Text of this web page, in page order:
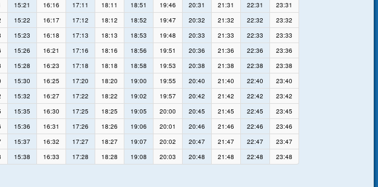
15:21 16:16 17:11 18:11 18:51 19:46 20:31 21:31 22:31
23:31
15:22 16:17 17:12 18:12 18:52 19:47 20:32 21:32 22:32
23:32
15:23 16:18 17:13 18:13 18:53 19:48 20:33 21:33 22:33
23:33
15:26 16:21 17:16 18:16 18:56 19:51 20:36 21:36 22:36
23:36
15:28 16:23 17:18 18:18 18:58 19:53 20:38 21:38 22:38
23:38
15:30 16:25 17:20 18:20 19:00 19:55 20:40 21:40 22:40
23:40
15:32 16:27 17:22 18:22 19:02 19:57 20:42 21:42 22:42
23:42
15:35 16:30 17:25 18:25 19:05 20:00 20:45 21:45 22:45
23:45
15:36 16:31 17:26 18:26 19:06 20:01 20:46 21:46 22:46
23:46
15:37 16:32 17:27 18:27 19:07 20:02 20:47 21:47 22:47
23:47
15:38 16:33 17:28 18:28 19:08 20:03 20:48 21:48 22:48 23:48